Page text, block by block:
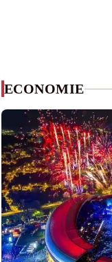
ECONOMIE